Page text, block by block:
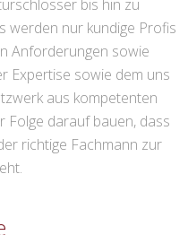
bis hin zu
werden nur kundige Profis
Anforderungen sowie
Expertise sowie dem uns
aus kompetenten
Folge darauf bauen, dass
richtige Fachmann zur